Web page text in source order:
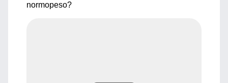
normopeso?